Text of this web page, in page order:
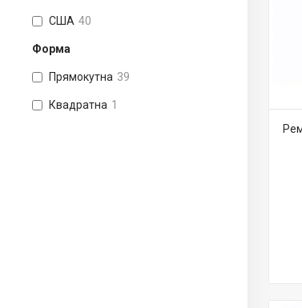
США 40
Форма
Прямокутна 39
Квадратна 1